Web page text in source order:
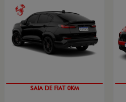
SAIA DE FIAT 0KM